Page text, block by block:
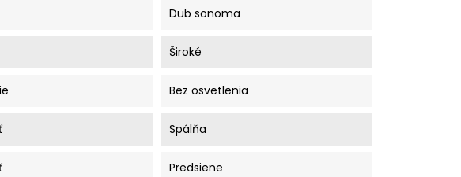
Dub sonoma
Široké
Bez osvetlenia
Spálňa
Predsiene